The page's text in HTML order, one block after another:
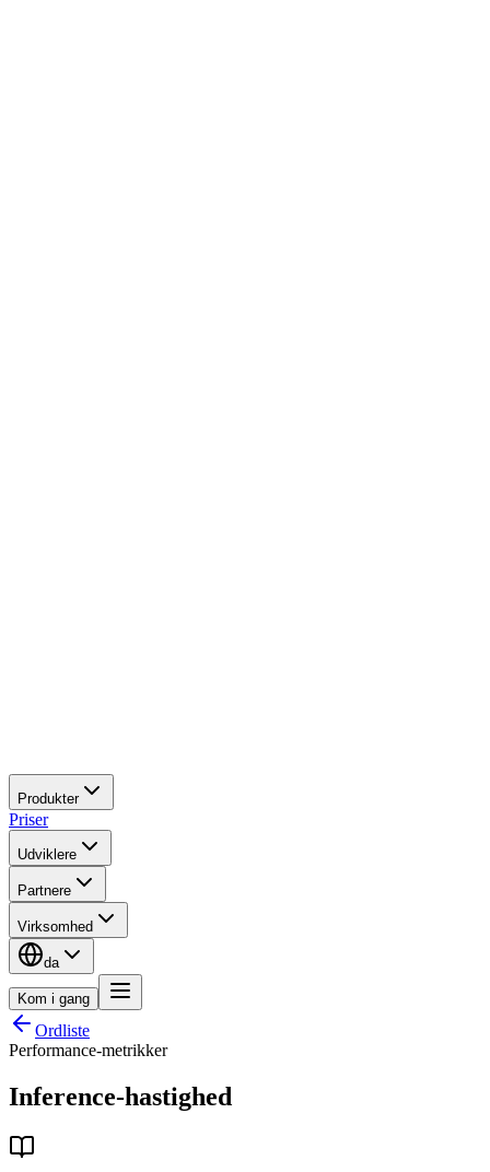
Produkter
Priser
Udviklere
Partnere
Virksomhed
da
Kom i gang
Ordliste
Performance-metrikker
Inference-hastighed